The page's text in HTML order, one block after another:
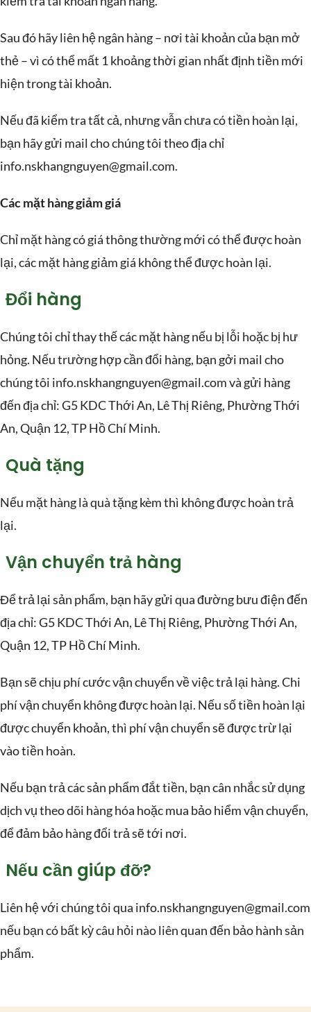
Sau đó hãy liên hệ ngân hàng – nơi tài khoản của bạn mở
thẻ – vì có thể mất 1 khoảng thời gian nhất định tiền mới
hiện trong tài khoản.
Nếu đã kiểm tra tất cả, nhưng vẫn chưa có tiền hoàn lại,
bạn hãy gửi mail cho chúng tôi theo địa chỉ
info.nskhangnguyen@gmail.com.
Các mặt hàng giảm giá
Chỉ mặt hàng có giá thông thường mới có thể được hoàn
lại, các mặt hàng giảm giá không thể được hoàn lại.
Đổi hàng
Chúng tôi chỉ thay thế các mặt hàng nếu bị lỗi hoặc bị hư
hỏng. Nếu trường hợp cần đổi hàng, bạn gởi mail cho
chúng tôi info.nskhangnguyen@gmail.com và gửi hàng
đến địa chỉ: G5 KDC Thới An, Lê Thị Riêng, Phường Thới
An, Quận 12, TP Hồ Chí Minh.
Quà tặng
Nếu mặt hàng là quà tặng kèm thì không được hoàn trả
lại.
Vận chuyển trả hàng
Để trả lại sản phẩm, bạn hãy gửi qua đường bưu điện đến
địa chỉ: G5 KDC Thới An, Lê Thị Riêng, Phường Thới An,
Quận 12, TP Hồ Chí Minh.
Bạn sẽ chịu phí cước vận chuyển về việc trả lại hàng. Chi
phí vận chuyển không được hoàn lại. Nếu số tiền hoàn lại
được chuyển khoản, thì phí vận chuyển sẽ được trừ lại
vào tiền hoàn.
Nếu bạn trả các sản phẩm đắt tiền, bạn cân nhắc sử dụng
dịch vụ theo dõi hàng hóa hoặc mua bảo hiểm vận chuyển,
để đảm bảo hàng đổi trả sẽ tới nơi.
Nếu cần giúp đỡ?
Liên hệ với chúng tôi qua info.nskhangnguyen@gmail.com
nếu bạn có bất kỳ câu hỏi nào liên quan đến bảo hành sản
phẩm.